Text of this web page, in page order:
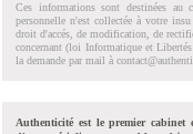
Ces informations sont destinées au
personnelle n'est collectée à votre
droit d'accés, de modification, de
concernant (loi Informatique et
la demande par mail à
Authenticité est le premier cabinet